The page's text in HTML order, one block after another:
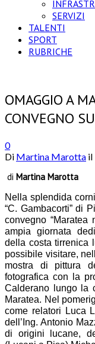
SERVIZI
TALENTI
SPORT
RUBRICHE
OMAGGIO A
CONVEGNO
0
Di Martina Marotta il
di Martina Marotta
Nella splendida
“C. Gambacorti” di
convegno “Maratea
ampia giornata
della costa tirrenica
possibile visitare,
mostra di pittura
fotografica con la
Calderano lungo la
Maratea. Nel
come relatori Luca
dell’Ing. Antonio
di origini lucane,